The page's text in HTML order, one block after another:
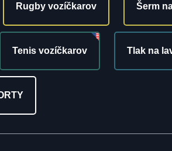
Rugby vozíčkarov Šerm
Tenis vozíčkarov Tlak na